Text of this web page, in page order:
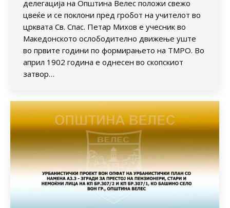
делегација на Општина Велес положи свежо
цвеќе и се поклони пред гробот на учителот во
црквата Св. Спас. Петар Михов е учесник во
Македонското ослободително движење уште
во првите години по формирањето на ТМРО. Во
април 1902 година е однесен во скопскиот
затвор…